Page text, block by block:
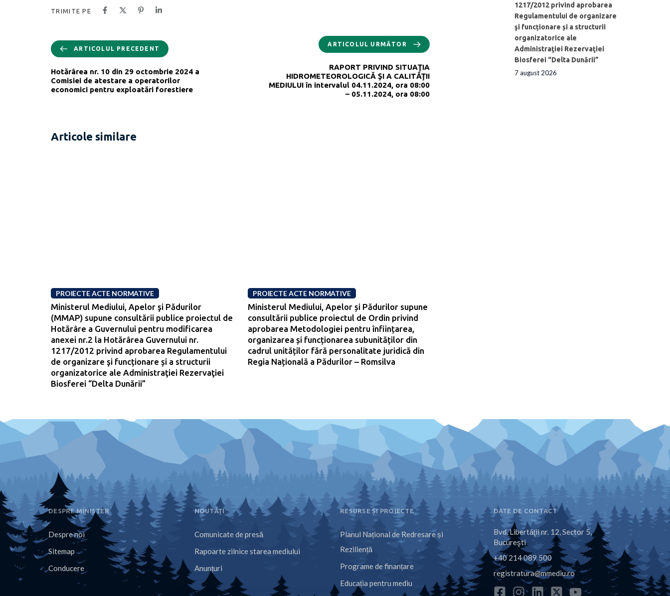
TRIMITE PE
ARTICOLUL PRECEDENT
Hotărârea nr. 10 din 29 octombrie 2024 a
Comisiei de atestare a operatorilor
economici pentru exploatări forestiere
ARTICOLUL URMĂTOR
RAPORT PRIVIND SITUAŢIA
HIDROMETEOROLOGICĂ ŞI A CALITĂŢII
MEDIULUI în intervalul 04.11.2024, ora 08:00
– 05.11.2024, ora 08:00
Articole similare
PROIECTE ACTE NORMATIVE
Ministerul Mediului, Apelor şi Pădurilor
(MMAP) supune consultării publice proiectul de
Hotărâre a Guvernului pentru modificarea
anexei nr.2 la Hotărârea Guvernului nr.
1217/2012 privind aprobarea Regulamentului
de organizare şi funcționare și a structurii
organizatorice ale Administraţiei Rezervaţiei
Biosferei “Delta Dunării”
PROIECTE ACTE NORMATIVE
Ministerul Mediului, Apelor și Pădurilor supune
consultării publice proiectul de Ordin privind
aprobarea Metodologiei pentru înființarea,
organizarea și funcționarea subunităților din
cadrul unităților fără personalitate juridică din
Regia Națională a Pădurilor – Romsilva
1217/2012 privind aprobarea
Regulamentului de organizare
şi funcționare și a structurii
organizatorice ale
Administraţiei Rezervaţiei
Biosferei “Delta Dunării”
7 august 2026
DESPRE MINISTER
Despre noi
Sitemap
Conducere
NOUTĂȚI
Comunicate de presă
Rapoarte zilnice starea mediului
Anunțuri
RESURSE ȘI PROIECTE
Planul Național de Redresare și
Reziliență
Programe de finanțare
Educația pentru mediu
DATE DE CONTACT
Bvd. Libertăţii nr. 12, Sector 5,
Bucureşti
+40 214 089 500
registratura@mmediu.ro